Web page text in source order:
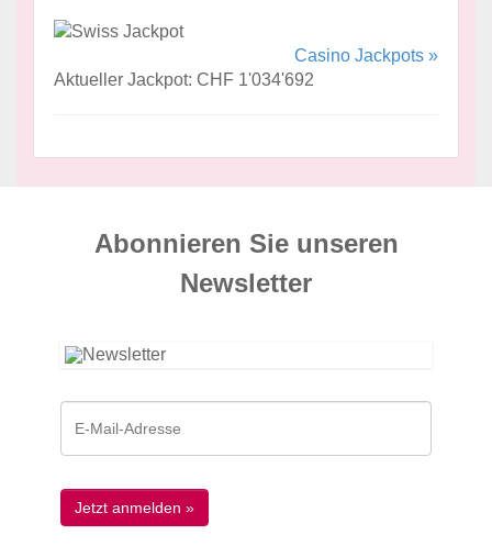
Casino Jackpots »
Aktueller Jackpot: CHF 1'034'692
Abonnieren Sie unseren
News­letter